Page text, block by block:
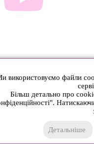
використовуємо файли
Більш детально про
Детальніше